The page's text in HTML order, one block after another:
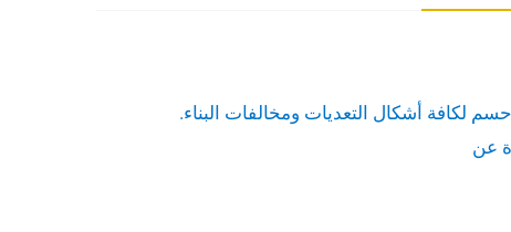
لكافة أشكال التعديات ومخالفات البناء.
عن